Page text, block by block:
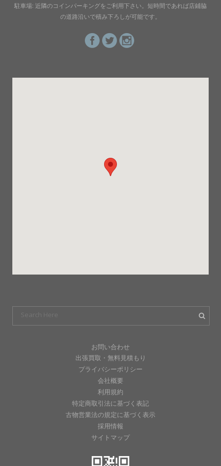
駐車場: 近隣のコインパーキングをご利用下さい。短時間であれば店鋪脇
の道路沿いで積み下ろしが可能です。
お問い合わせ
出張買取・無料見積もり
プライバシーポリシー
会社概要
利用規約
特定商取引法に基づく表記
古物営業法の規定に基づく表示
採用情報
サイトマップ